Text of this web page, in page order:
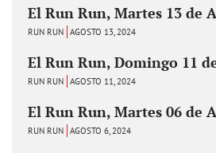
El Run Run, Martes 13 de
RUN RUN AGOSTO 13, 2024
El Run Run, Domingo 11
RUN RUN AGOSTO 11, 2024
El Run Run, Martes 06 de
RUN RUN AGOSTO 6, 2024